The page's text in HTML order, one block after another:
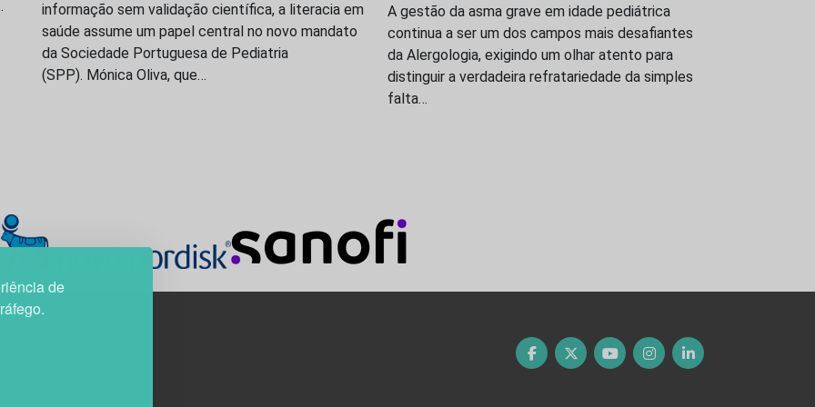
de
informação sem validação científica, a literacia em
saúde assume um papel central no novo mandato
da Sociedade Portuguesa de Pediatria
(SPP). Mónica Oliva, que…
A gestão da asma grave em idade pediátrica
continua a ser um dos campos mais desafiantes
da Alergologia, exigindo um olhar atento para
distinguir a verdadeira refratariedade da simples
falta…